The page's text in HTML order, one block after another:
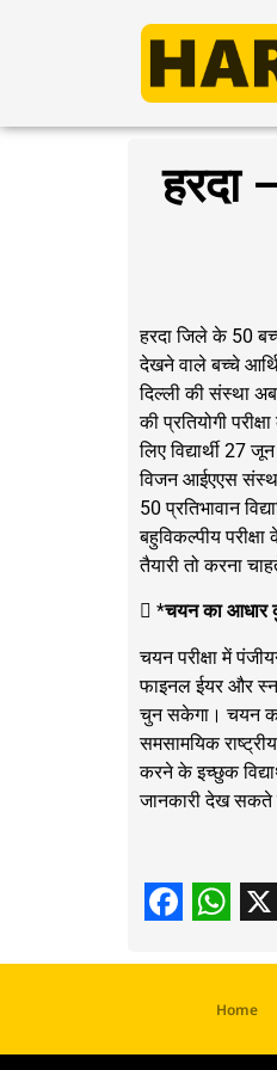
हरदा
हरदा जिले के 50
देखने वाले बच्चे
दिल्ली की संस्था
की प्रतियोगी
लिए विद्यार्थी 27
विजन आईएएस
50 प्रतिभावान
बहुविकल्पीय
तैयारी तो करना
 *चयन का आधार
चयन परीक्षा में
फाइनल ईयर और
चुन सकेगा। चयन
समसामयिक
करने के इच्छुक
जानकारी देख सकते
Home